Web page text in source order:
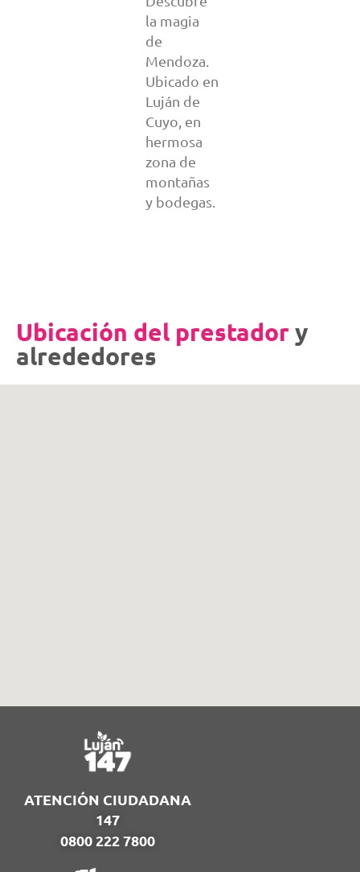
la magia
de
Mendoza.
Ubicado en
Luján de
Cuyo, en
hermosa
zona de
montañas
y bodegas.
Ubicación del prestadory
alrededores
ATENCIÓN CIUDADANA
147
0800 222 7800